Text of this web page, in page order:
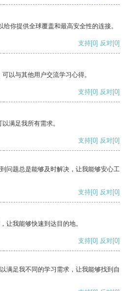
你提供全球覆盖和最高安全性的连接。
支持[0] 反对[0]
以与其他用户交流学习心得。
支持[0] 反对[0]
满足我所有需求。
支持[0] 反对[0]
问题总是能够及时解决，让我能够安心工
支持[0] 反对[0]
让我能够快速到达目的地。
支持[0] 反对[0]
满足我不同的学习需求，让我能够找到自